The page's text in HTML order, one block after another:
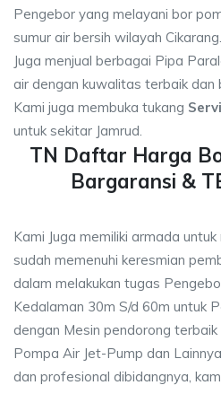
Pengebor yang melayani bor
sumur air bersih wilayah Cikarang.
Juga menjual berbagai Pipa
air dengan kuwalitas terbaik
Kami juga membuka tukang
untuk sekitar Jamrud.
TN Daftar Harga
Bargaransi &
Kami Juga memiliki armada
sudah memenuhi keresmian
dalam melakukan tugas
Kedalaman 30m S/d 60m untuk
dengan Mesin pendorong
Pompa Air Jet-Pump dan
dan profesional dibidangnya,